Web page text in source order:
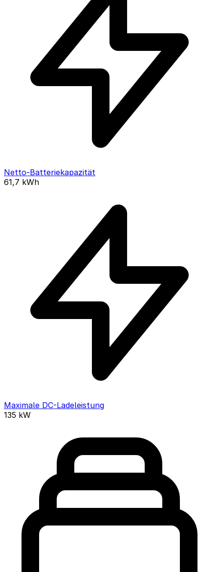
Netto-Batteriekapazität
61,7 kWh
Maximale DC-Ladeleistung
135 kW